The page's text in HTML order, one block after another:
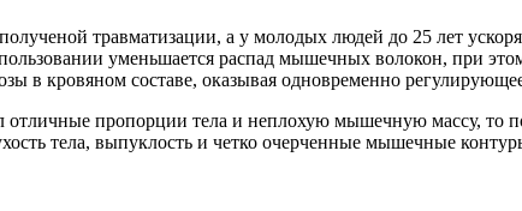
травматизации, а у молодых людей до 25 лет
уменьшается распад мышечных волокон, при
в кровяном составе, оказывая одновременно
отличные пропорции тела и неплохую мышечную массу, то
тела, выпуклость и четко очерченные мышечные